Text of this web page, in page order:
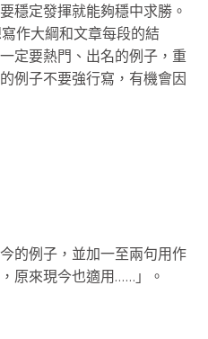
穩定發揮就能夠穩中求勝。
作大綱和文章每段的結
定要熱門、出名的例子，重
例子不要強行寫，有機會因
的例子，並加一至兩句用作
原來現今也適用……」。